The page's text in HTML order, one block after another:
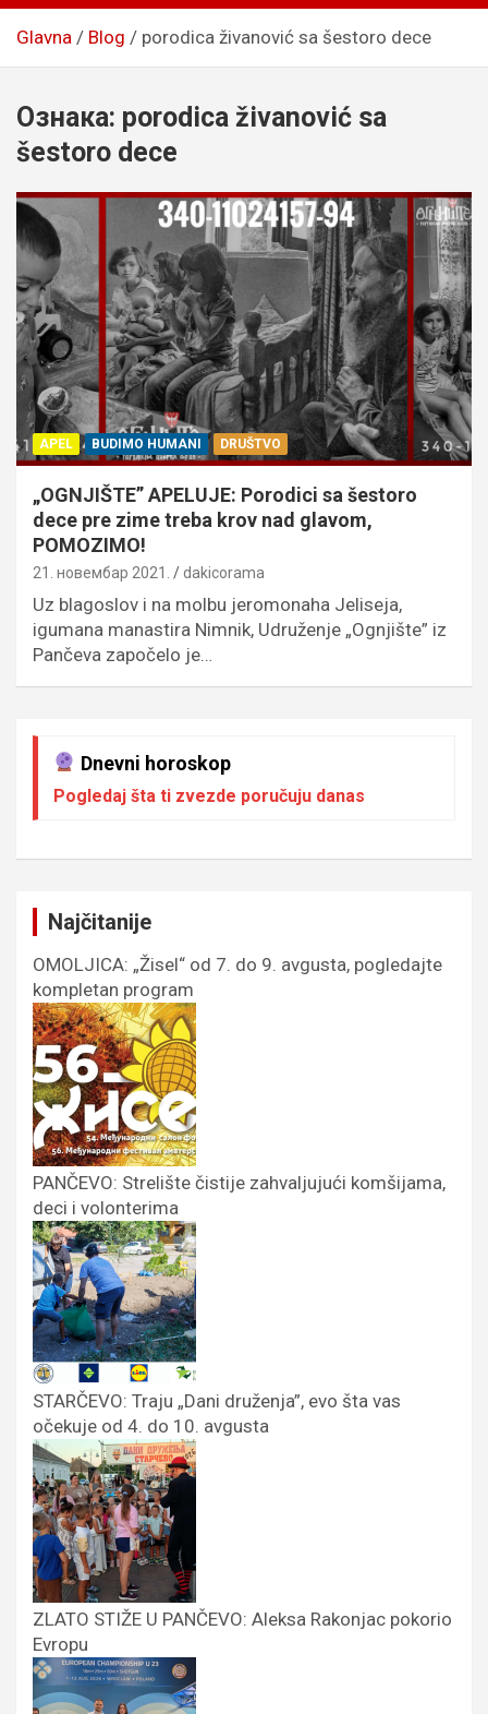
Glavna Blog porodica živanović sa šestoro dece
Ознака: porodica živanović sa
šestoro dece
APEL BUDIMO HUMANI DRUŠTVO
„OGNJIŠTE” APELUJE: Porodici sa šestoro
dece pre zime treba krov nad glavom,
POMOZIMO!
21. новембар 2021. dakicorama
Uz blagoslov i na molbu jeromonaha Jeliseja,
igumana manastira Nimnik, Udruženje „Ognjište” iz
Pančeva započelo je…
Dnevni horoskop
Pogledaj šta ti zvezde poručuju danas
Najčitanije
OMOLJICA: „Žisel“ od 7. do 9. avgusta, pogledajte
kompletan program
PANČEVO: Strelište čistije zahvaljujući komšijama,
deci i volonterima
STARČEVO: Traju „Dani druženja”, evo šta vas
očekuje od 4. do 10. avgusta
ZLATO STIŽE U PANČEVO: Aleksa Rakonjac pokorio
Evropu